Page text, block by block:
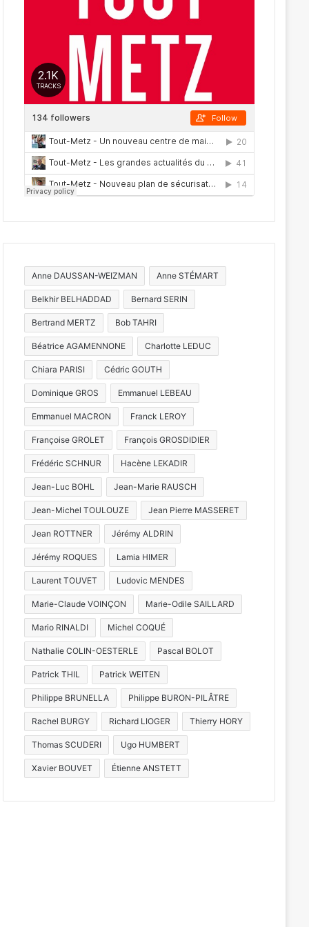
:
Anne DAUSSAN-WEIZMAN Anne STÉMART
Belkhir BELHADDAD Bernard SERIN
Bertrand MERTZ Bob TAHRI
Béatrice AGAMENNONE Charlotte LEDUC
Chiara PARISI Cédric GOUTH
Dominique GROS Emmanuel LEBEAU
Emmanuel MACRON Franck LEROY
Françoise GROLET François GROSDIDIER
Frédéric SCHNUR Hacène LEKADIR
Jean-Luc BOHL Jean-Marie RAUSCH
Jean-Michel TOULOUZE Jean Pierre MASSERET
Jean ROTTNER Jérémy ALDRIN
Jérémy ROQUES Lamia HIMER
Laurent TOUVET Ludovic MENDES
Marie-Claude VOINÇON Marie-Odile SAILLARD
Mario RINALDI Michel COQUÉ
Nathalie COLIN-OESTERLE Pascal BOLOT
Patrick THIL Patrick WEITEN
Philippe BRUNELLA Philippe BURON-PILÂTRE
Rachel BURGY Richard LIOGER Thierry HORY
Thomas SCUDERI Ugo HUMBERT
Xavier BOUVET Étienne ANSTETT